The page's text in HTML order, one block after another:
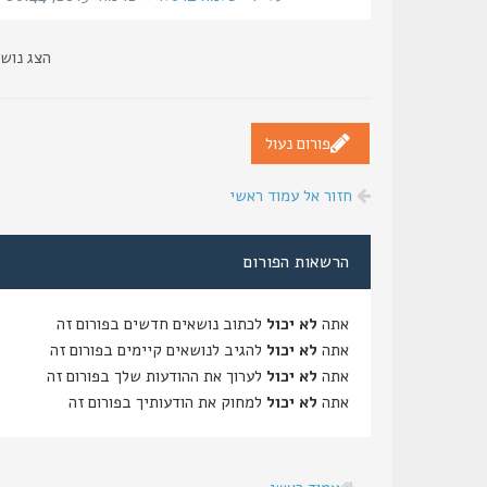
הצג
פורום נעול
חזור אל עמוד ראשי
הרשאות הפורום
אתה לא יכול לכתוב נושאים חדשים בפורום זה
אתה לא יכול להגיב לנושאים קיימים בפורום זה
אתה לא יכול לערוך את ההודעות שלך בפורום זה
אתה לא יכול למחוק את הודעותיך בפורום זה